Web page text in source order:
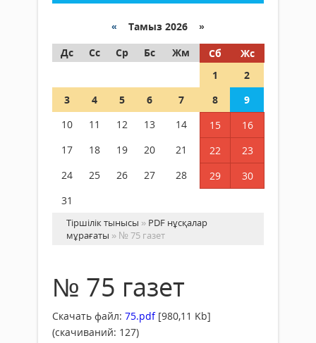
« Тамыз 2026 »
Дс
Сс Ср Бс Жм Сб
Жс
1
2
3
4 5 6 7 8
9
10
11 12 13 14 15
16
17
18 19 20 21 22
23
24
25 26 27 28 29
30
31
Тіршілік тынысы » PDF нұсқалар
мұрағаты » № 75 газет
№ 75 газет
Скачать файл: 75.pdf[980,11 Kb]
(cкачиваний: 127)